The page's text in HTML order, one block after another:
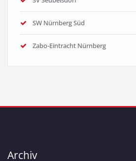
SW Nürnberg Süd
Zabo-Eintracht Nürnberg
Archiv